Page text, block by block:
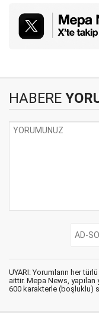
HABERE
UYARI: Yorumların her
aittir. Mepa News,
600 karakterle (boşluklu)